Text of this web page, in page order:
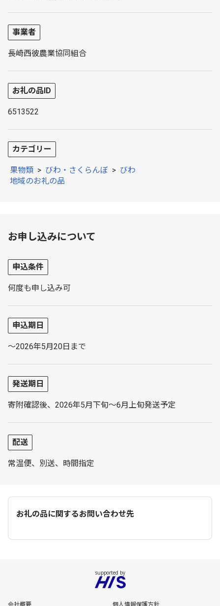
事業者
長崎西彼農業協同組合
お礼の品ID
6513522
カテゴリー
果物類 > びわ・さくらんぼ > びわ
地域のお礼の品
お申し込みについて
申込条件
何度も申し込み可
申込期日
～2026年5月20日まで
発送期日
寄附確認後、2026年5月下旬～6月上旬発送予定
配送
常温便、別送、時間指定
お礼の品に関するお問い合わせ先
会社概要 個人情報保護方針